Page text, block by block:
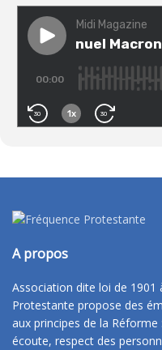
A propos
Association dite loi de 1901
Protestante propose des
aux principes de la Réforme
écoute, respect des